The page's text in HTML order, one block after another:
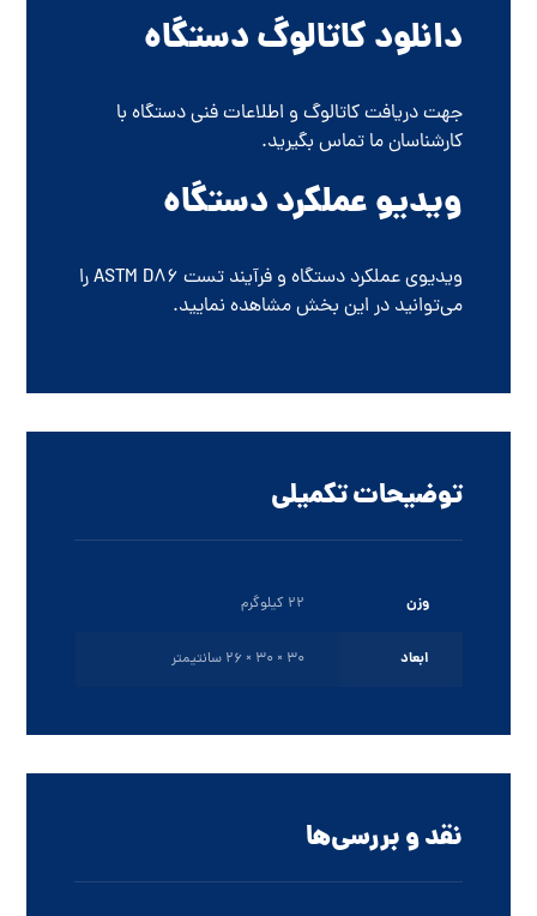
دانلود کاتالوگ دستگاه
جهت دریافت کاتالوگ و اطلاعات فنی دستگاه با
کارشناسان ما تماس بگیرید.
ویدیو عملکرد دستگاه
ویدیوی عملکرد دستگاه و فرآیند تست ASTM D86 را
می‌توانید در این بخش مشاهده نمایید.
توضیحات تکمیلی
وزن 22 کیلوگرم
ابعاد 30 × 30 × 26 سانتیمتر
نقد و بررسی‌ها